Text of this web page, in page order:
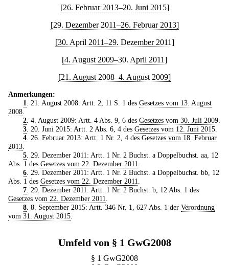
[26. Februar 2013–20. Juni 2015]
[29. Dezember 2011–26. Februar 2013]
[30. April 2011–29. Dezember 2011]
[4. August 2009–30. April 2011]
[21. August 2008–4. August 2009]
Anmerkungen:
1
. 21. August 2008: Artt. 2, 11 S. 1 des Gesetzes vom 13. August
2008
2. 4. August 2009: Artt. 4 Abs. 9, 6 des Gesetzes vom 30. Juli 2009.
3. 20. Juni 2015: Artt. 2 Abs. 6, 4 des Gesetzes vom 12. Juni 2015.
4. 26. Februar 2013: Artt. 1 Nr. 2, 4 des Gesetzes vom 18. Februar
2013
5. 29. Dezember 2011: Artt. 1 Nr. 2 Buchst. a Doppelbuchst. aa, 12
Abs. 1 des Gesetzes vom 22. Dezember 2011
6. 29. Dezember 2011: Artt. 1 Nr. 2 Buchst. a Doppelbuchst. bb, 12
Abs. 1 des Gesetzes vom 22. Dezember 2011
7. 29. Dezember 2011: Artt. 1 Nr. 2 Buchst. b, 12 Abs. 1 des
Gesetzes vom 22. Dezember 2011
8. 8. September 2015: Artt. 346 Nr. 1, 627 Abs. 1 der Verordnung
vom 31. August 2015
Umfeld von § 1 GwG2008
§ 1 GwG2008